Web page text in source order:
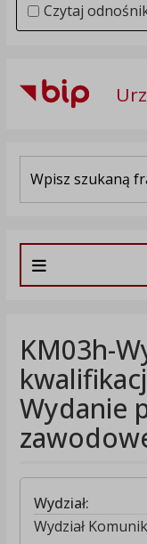
Czytaj
KM03h-
Wydanie
Wydział:
Wydział